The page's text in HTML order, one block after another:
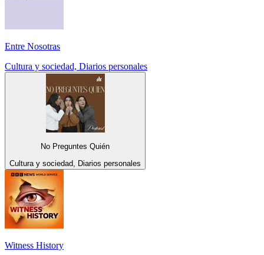
Entre Nosotras
Cultura y sociedad, Diarios personales
No Preguntes Quién
Cultura y sociedad, Diarios personales
Witness History